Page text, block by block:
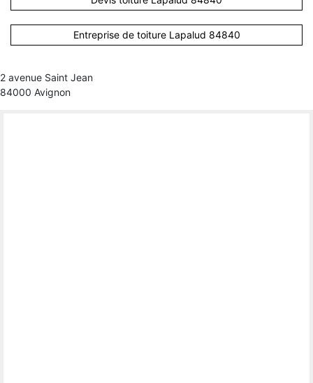
Entreprise de toiture Lapalud 84840
2 avenue Saint Jean
84000 Avignon